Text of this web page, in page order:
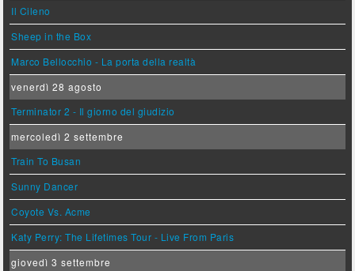
Il Cileno
Sheep in the Box
Marco Bellocchio - La porta della realtà
venerdì 28 agosto
Terminator 2 - Il giorno del giudizio
mercoledì 2 settembre
Train To Busan
Sunny Dancer
Coyote Vs. Acme
Katy Perry: The Lifetimes Tour - Live From Paris
giovedì 3 settembre